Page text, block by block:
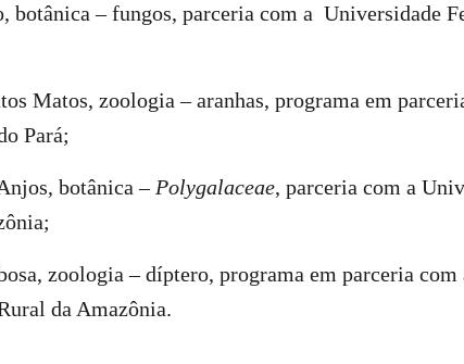
botânica – fungos, parceria com a Universidade
Matos, zoologia – aranhas, programa em
Pará;
botânica –Polygalaceae, parceria com a
zoologia – díptero, programa em parceria com
da Amazônia.